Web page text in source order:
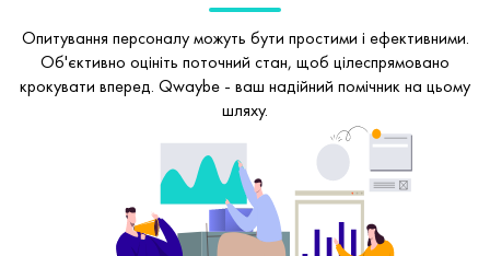
Опитування персоналу можуть бути простими і ефективними.
Об'єктивно оцініть поточний стан, щоб цілеспрямовано
крокувати вперед. Qwaybe - ваш надійний помічник на цьому
шляху.